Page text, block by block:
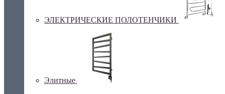
ЭЛЕКТРИЧЕСКИЕ ПОЛОТЕНЧИКИ
Элитные